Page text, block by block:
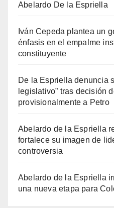
Abelardo De la Espriella
Iván Cepeda plantea un
énfasis en el empalme
constituyente
De la Espriella denuncia
legislativo” tras decisión
provisionalmente a Petro
Abelardo de la Espriella
fortalece su imagen de
controversia
Abelardo de la Espriella
una nueva etapa para